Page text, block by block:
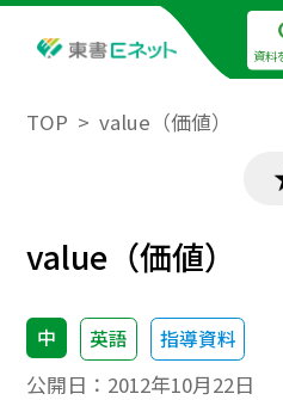
資料
TOP value（価値）
value（価値）
中 英語 指導資料
公開日： 2012年10月22日